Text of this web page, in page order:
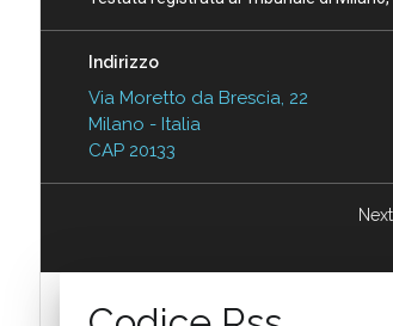
Indirizzo
Via Moretto da Brescia, 22
Milano - Italia
CAP 20133